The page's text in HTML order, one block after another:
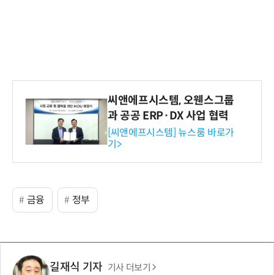
씨앤에프시스템, 오웬스그룹
과 공공 ERP·DX 사업 협력
[씨앤에프시스템] 뉴스룸 바로가
기>
금융 정부
길재식 기자 기사 더보기